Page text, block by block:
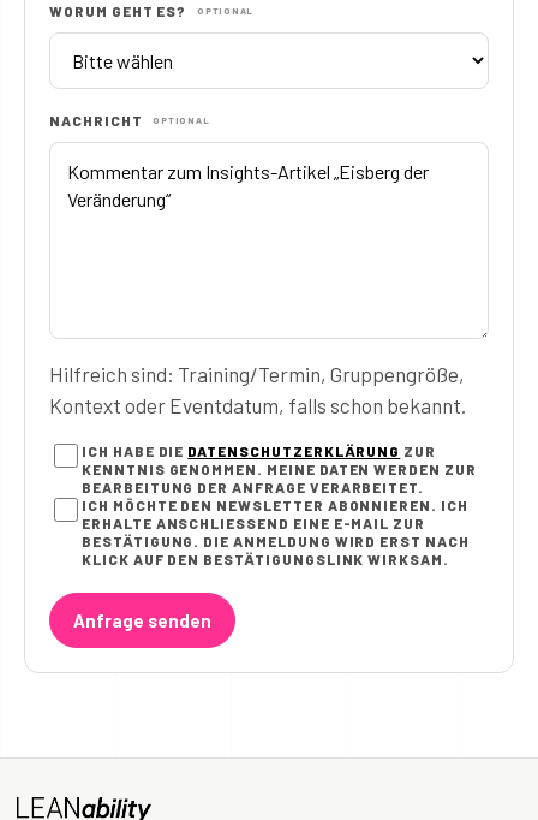
WORUM GEHT ES? OPTIONAL
NACHRICHT OPTIONAL
Hilfreich sind: Training/Termin, Gruppengröße,
Kontext oder Eventdatum, falls schon bekannt.
ICH HABE DIE DATENSCHUTZERKLÄRUNG ZUR
KENNTNIS GENOMMEN. MEINE DATEN WERDEN ZUR
BEARBEITUNG DER ANFRAGE VERARBEITET.
ICH MÖCHTE DEN NEWSLETTER ABONNIEREN. ICH
ERHALTE ANSCHLIESSEND EINE E-MAIL ZUR B
ESTÄTIGUNG. DIE ANMELDUNG WIRD ERST NACH K
LICK AUF DEN BESTÄTIGUNGSLINK WIRKSAM.
Anfrage senden